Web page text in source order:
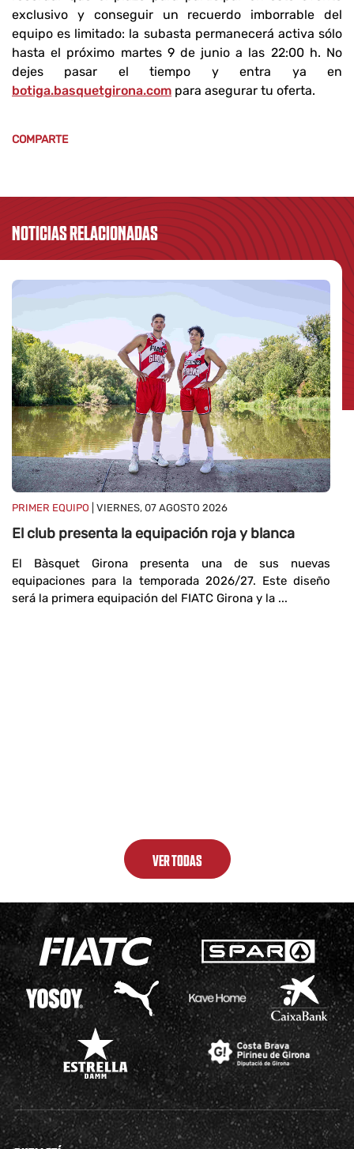
exclusivo y conseguir un recuerdo imborrable del
equipo es limitado: la subasta permanecerá activa sólo
hasta el próximo martes 9 de junio a las 22:00 h. No
dejes pasar el tiempo y entra ya en
botiga.basquetgirona.com para asegurar tu oferta.
COMPARTE
NOTICIAS RELACIONADAS
PRIMER EQUIPO | VIERNES, 07 AGOSTO 2026
El club presenta la equipación roja y blanca
El Bàsquet Girona presenta una de sus nuevas
equipaciones para la temporada 2026/27. Este diseño
será la primera equipación del FIATC Girona y la ...
VER TODAS